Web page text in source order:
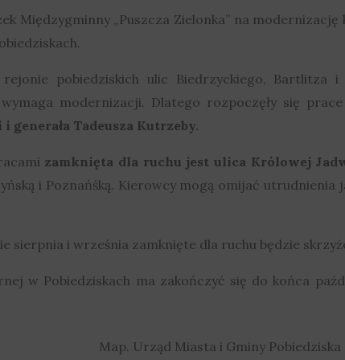
Międzygminny „Puszcza Zielonka” na
pobiedziskich ulic Biedrzyckiego, Bartlitza
modernizacji. Dlatego rozpoczęły się prace
Tadeusza Kutrzeby.
zamknięta dla ruchu jest ulica Królowej
i Poznańśką. Kierowcy mogą omijać utrudnienia
sierpnia i września zamknięte dla ruchu będzie
w Pobiedziskach ma zakończyć się do końca
Map. Urząd Miasta i Gminy Pobiedziska